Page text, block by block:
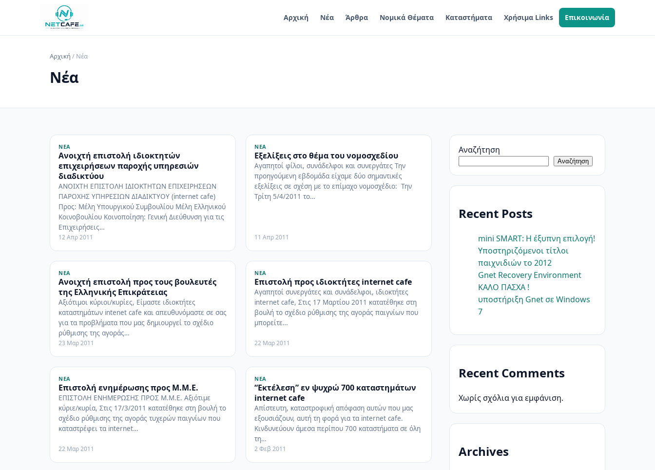
Αρχική Νέα Άρθρα Νομικά Θέματα Καταστήματα Χρήσιμα Links Επικοινωνία
Αρχική / Νέα
Νέα
ΝΈΑ
Ανοιχτή επιστολή ιδιοκτητών
επιχειρήσεων παροχής υπηρεσιών
διαδικτύου
ΑΝΟΙΧΤΗ ΕΠΙΣΤΟΛΗ ΙΔΙΟΚΤΗΤΩΝ ΕΠΙΧΕΙΡΗΣΕΩΝ
ΠΑΡΟΧΗΣ ΥΠΗΡΕΣΙΩΝ ΔΙΑΔΙΚΤΥΟΥ (internet cafe)
Προς: Μέλη Υπουργικού Συμβουλίου Μέλη Ελληνικού
Κοινοβουλίου Κοινοποίηση: Γενική Διεύθυνση για τις
Επιχειρήσεις…
12 Απρ 2011
ΝΈΑ
Εξελίξεις στο θέμα του νομοσχεδίου
Αγαπητοί φίλοι, συνάδελφοι και συνεργάτες Την
προηγούμενη εβδομάδα είχαμε δύο σημαντικές
εξελίξεις σε σχέση με το επίμαχο νομοσχέδιο: Την
Τρίτη 5/4/2011 το…
11 Απρ 2011
ΝΈΑ
Ανοιχτή επιστολή προς τους βουλευτές
της Ελληνικής Επικράτειας
Αξιότιμοι κύριοι/κυρίες, Είμαστε ιδιοκτήτες
καταστημάτων intenet cafe και απευθυνόμαστε σε σας
για τα προβλήματα που μας δημιουργεί το σχέδιο
ρύθμισης της αγοράς…
23 Μαρ 2011
ΝΈΑ
Επιστολή προς ιδιοκτήτες internet cafe
Αγαπητοί συνεργάτες και συνάδελφοι, ιδιοκτήτες
internet cafe, Στις 17 Μαρτίου 2011 κατατέθηκε στη
βουλή το σχέδιο ρύθμισης της αγοράς παιγνίων που
μπορείτε…
22 Μαρ 2011
ΝΈΑ
Επιστολή ενημέρωσης προς Μ.Μ.Ε.
ΕΠΙΣΤΟΛΗ ΕΝΗΜΕΡΩΣΗΣ ΠΡΟΣ Μ.Μ.Ε. Αξιότιμε
κύριε/κυρία, Στις 17/3/2011 κατατέθηκε στη βουλή το
σχέδιο ρύθμισης της αγοράς τυχερών παιγνίων που
καταστρέφει τα internet…
22 Μαρ 2011
ΝΈΑ
“Εκτέλεση” εν ψυχρώ 700 καταστημάτων
internet cafe
Απίστευτη, καταστροφική απόφαση αυτών που μας
εξουσιάζουν, αυτή τη φορά για τα internet cafe.
Κινδυνεύουν άμεσα περίπου 700 καταστήματα σε όλη
τη…
2 Φεβ 2011
Αναζήτηση
Αναζήτηση
Recent Posts
mini SMART: Η έξυπνη επιλογή!
Υποστηριζόμενοι τίτλοι
παιχνιδιών το 2012
Gnet Recovery Environment
ΚΑΛΟ ΠΑΣΧΑ !
υποστήριξη Gnet σε Windows
7
Recent Comments
Χωρίς σχόλια για εμφάνιση.
Archives